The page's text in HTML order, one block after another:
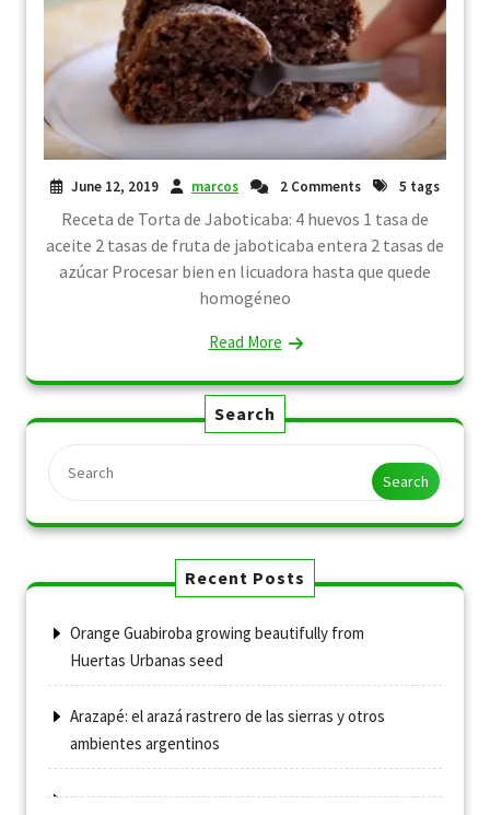
June 12, 2019 marcos 2 Comments 5 tags
Receta de Torta de Jaboticaba: 4 huevos 1 tasa de
aceite 2 tasas de fruta de jaboticaba entera 2 tasas de
azúcar Procesar bien en licuadora hasta que quede
homogéneo
Read More
Search
Search
Recent Posts
Orange Guabiroba growing beautifully from
Huertas Urbanas seed
Arazapé: el arazá rastrero de las sierras y otros
ambientes argentinos